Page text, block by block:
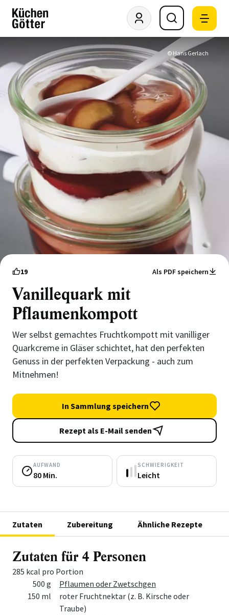
© Hans Gerlach
19 Als PDF speichern
Vanillequark mit
Pflaumenkompott
Wer selbst gemachtes Fruchtkompott mit vanilliger
Quarkcreme in Gläser schichtet, hat den perfekten
Genuss in der perfekten Verpackung - auch zum
Mitnehmen!
In Sammlung speichern
Rezept als E-Mail senden
AUFWAND
80 Min.
SCHWIERIGKEIT
Leicht
Zutaten Zubereitung Ähnliche Rezepte
Zutaten für 4 Personen
285 kcal pro Portion
MengeZutat
500 g
Pflaumen oder Zwetschgen
150 ml
roter Fruchtnektar (z. B. Kirsche oder
Traube)